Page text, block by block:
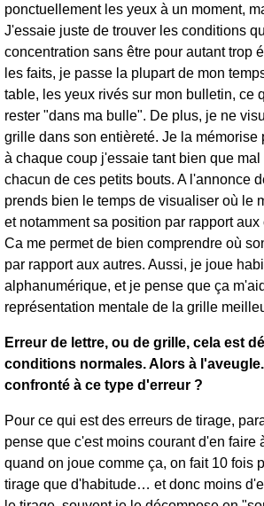
ponctuellement les yeux à un moment,
J'essaie juste de trouver les conditions
concentration sans être pour autant trop
les faits, je passe la plupart de mon
table, les yeux rivés sur mon bulletin, ce
rester "dans ma bulle". De plus, je ne
grille dans son entièreté. Je la mémorise
à chaque coup j'essaie tant bien que
chacun de ces petits bouts. A l'annonce
prends bien le temps de visualiser où le
et notamment sa position par rapport aux
Ca me permet de bien comprendre où
par rapport aux autres. Aussi, je joue
alphanumérique, et je pense que ça
représentation mentale de la grille
Erreur de lettre, ou de grille, cela est
conditions normales. Alors à
confronté à ce type d'erreur ?
Pour ce qui est des erreurs de tirage,
pense que c'est moins courant d'en faire
quand on joue comme ça, on fait 10 fois
tirage que d'habitude… et donc moins